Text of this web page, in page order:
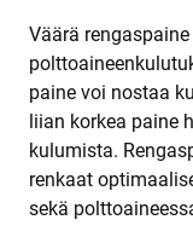
Väärä
paine voi nostaa
liian korkea paine
kulumista.
renkaat
sekä